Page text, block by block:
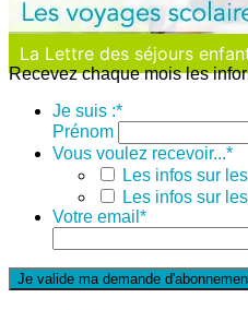
La Lettre des séjours
Recevez chaque mois les
Je suis :*
Prénom
Vous voulez recevoir...*
Les infos sur
Les infos sur
Votre email *